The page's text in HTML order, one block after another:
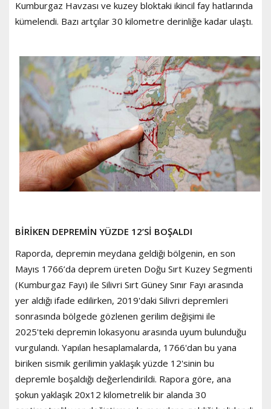
Kumburgaz Havzası ve kuzey bloktaki ikincil fay hatlarında
kümelendi. Bazı artçılar 30 kilometre derinliğe kadar ulaştı.
BİRİKEN DEPREMİN YÜZDE 12’Sİ BOŞALDI
Raporda, depremin meydana geldiği bölgenin, en son
Mayıs 1766’da deprem üreten Doğu Sırt Kuzey Segmenti
(Kumburgaz Fayı) ile Silivri Sırt Güney Sınır Fayı arasında
yer aldığı ifade edilirken, 2019'daki Silivri depremleri
sonrasında bölgede gözlenen gerilim değişimi ile
2025'teki depremin lokasyonu arasında uyum bulunduğu
vurgulandı. Yapılan hesaplamalarda, 1766'dan bu yana
biriken sismik gerilimin yaklaşık yüzde 12'sinin bu
depremle boşaldığı değerlendirildi. Rapora göre, ana
şokun yaklaşık 20x12 kilometrelik bir alanda 30